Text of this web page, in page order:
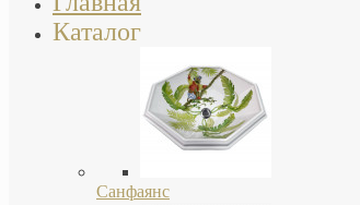
Каталог
Санфаянс